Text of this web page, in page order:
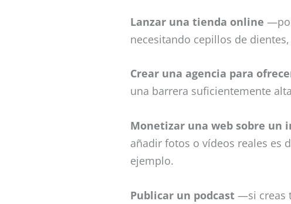
Lanzar una tienda online
necesitando cepillos de
Crear una agencia para
una barrera suficientemente
Monetizar una web sobre un
añadir fotos o vídeos reales es
ejemplo.
Publicar un podcast —si creas